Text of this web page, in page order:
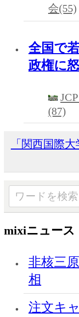
会(55)
全国で
政権に
(87)
「関西国際
mixiニュース
非核三
相
注文キ